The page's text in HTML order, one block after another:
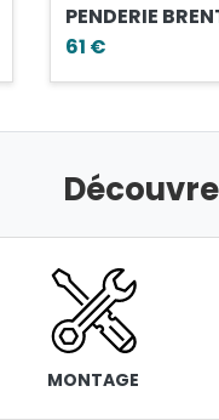
PENDERIE
61 €
MONTAGE